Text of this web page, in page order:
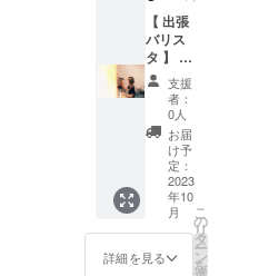
い。 ※
実際に
お届け
するリ
ターン
とパッ
ケージ
等のデ
ザイン
が異な
る場合
があり
ますの
らかじ
ヒー、
自家製
レモ
ネード
のどち
らかか
らお選
びいた
だけま
す） ○
体験日
時：
メール
整いた
※カフェ
ラテ
か、自
家製
チョコ
ミルク
のどち
らかを
お選び
いただ
けま
す。 ・
Fluff 人
気の手
作り
京都杉
並区
「から
だをお
もうお
菓子と
コー
ヒーの
お店
Fluff 」
店舗に
て ○広
さ : 店
舗自体
は4.5坪
］ ・お
好きな
おんが
くを流
すこと
ができ
ます ・
その
日、限
定の焼
き菓子
プレー
ト ・お
好きな
ドリン
【 出張
バリス
タ 】 み
なさま
のとこ
ろへお
伺い
し、お
話しを
した
り、ド
リンク
を提供
させて
いただ
支援
者：
0人
お届
け予
定：
2023
年10
月
詳細を見る
こ
の
リ
タ
ー
ン
を